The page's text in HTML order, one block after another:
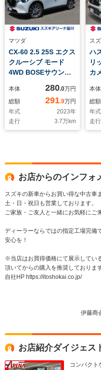
マツダ
CX-60 2.5 25S エクス
クルーシブ モード
4WD BOSEサウン
サンルーフ 前後ドラ
レコ ETC 冬タイヤ
本体 280.0万円
総額
291.9万円
年式
2023年
走行
3.7万km
ス
ハ
リ
カ
本体
総額
年式
走行
お店からのインフォ
スズキの新車からお買い得な中古車
土・日・祝日も営業しております。
ご家族・ご友人と一緒にお気軽にご
ディーラーならではの指定工場完備
安心を！
※当店はお買得価格にて展示してい
頂いてからの購入を推奨しておりま
自社HP https://itoshokai.co.jp/
伊藤商
お店紹介ダイジェス
コンパクト